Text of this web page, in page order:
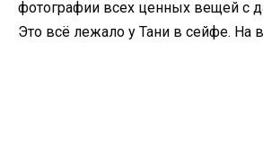
фотографии всех ценных вещей с
Это всё лежало у Тани в сейфе. На